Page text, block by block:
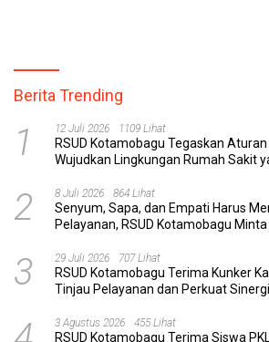
Berita Trending
1 12 Juli 2026 1109 Lihat
RSUD Kotamobagu Tegaskan
Wujudkan Lingkungan Rumah Sakit
2 8 Juli 2026 864 Lihat
Senyum, Sapa, dan Empati Harus
Pelayanan, RSUD Kotamobagu
3 29 Juli 2026 707 Lihat
RSUD Kotamobagu Terima Kunker
Tinjau Pelayanan dan Perkuat
3 Agustus 2026 455 Lihat
RSUD Kotamobagu Terima Siswa